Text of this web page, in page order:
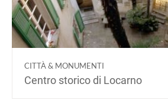
CITTÀ & MONUMENTI
Centro storico di Locarno